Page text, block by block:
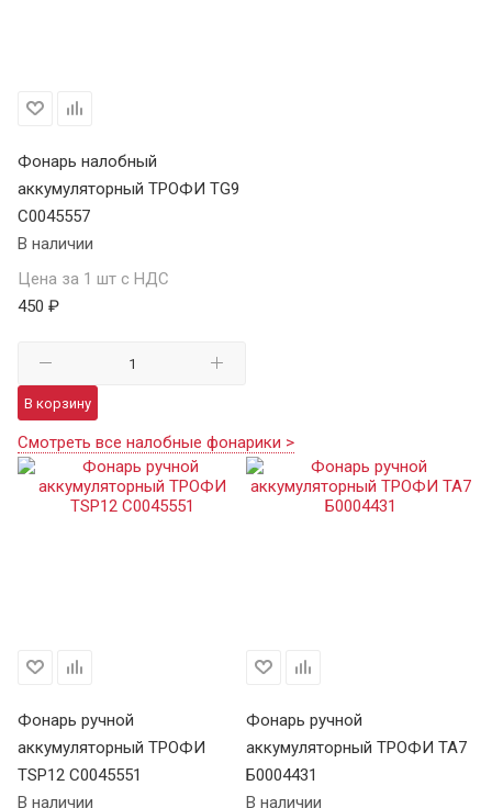
Фонарь налобный
аккумуляторный ТРОФИ TG9
C0045557
В наличии
Цена за 1 шт с НДС
450 ₽
В корзину
Смотреть все налобные фонарики >
Фонарь ручной
аккумуляторный ТРОФИ
TSP12 C0045551
В наличии
Фонарь ручной
аккумуляторный ТРОФИ TA7
Б0004431
В наличии